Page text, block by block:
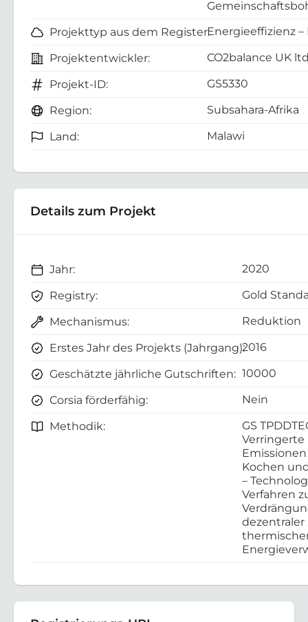
Projekttyp aus dem Register:Energieeffizienz –
Projektentwickler: CO2balance UK
Projekt-ID: GS5330
Region: Subsahara-Afrika
Land: Malawi
Details zum Projekt
Jahr: 2020
Registry: Gold
Mechanismus: Reduktion
Erstes Jahr des Projekts (Jahrgang):2016
Geschätzte jährliche Gutschriften: 10000
Corsia förderfähig: Nein
Methodik:
GS
Verringerte
Kochen
–
Verfahren
dezentraler